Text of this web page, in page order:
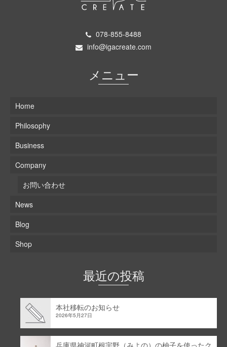
078-855-8488
info@igacreate.com
メニュー
Home
Philosophy
Business
Company
お問い合わせ
News
Blog
Shop
最近の投稿
本社移転のお知らせ
2026年5月27日
兵庫県神河町根宇野（みよの）の柚子を使ったク